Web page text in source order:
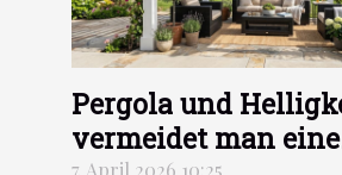
Pergola und
vermeidet man eine
7. April 2026 10:25